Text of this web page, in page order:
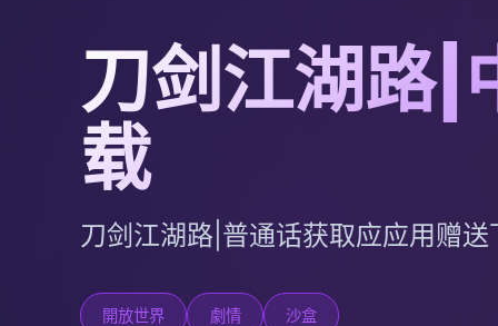
刀剑江湖路|
载
刀剑江湖路|普通话获取应应用赠送
開放世界 劇情 沙盒